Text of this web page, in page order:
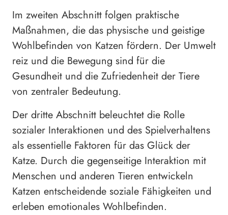
Im zweiten Abschnitt folgen praktische
Maßnahmen, die das physische und geistige
Wohlbefinden von Katzen fördern. Der Umwelt
reiz und die Bewegung sind für die
Gesundheit und die Zufriedenheit der Tiere
von zentraler Bedeutung.
Der dritte Abschnitt beleuchtet die Rolle
sozialer Interaktionen und des Spielverhaltens
als essentielle Faktoren für das Glück der
Katze. Durch die gegenseitige Interaktion mit
Menschen und anderen Tieren entwickeln
Katzen entscheidende soziale Fähigkeiten und
erleben emotionales Wohlbefinden.